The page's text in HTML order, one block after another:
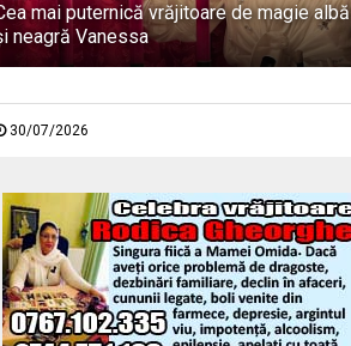
mai puternică vrăjitoare de magie albă
neagră Vanessa
30/07/2026